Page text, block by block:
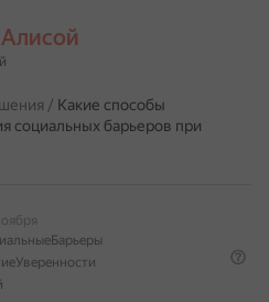
Алисой
/ Какие способы
социальных барьеров при